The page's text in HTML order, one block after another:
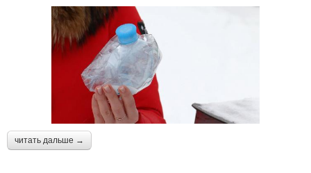
читать дальше →